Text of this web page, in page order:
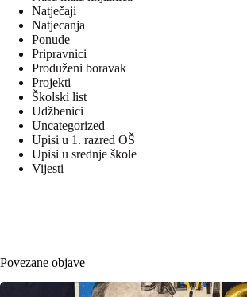
Natječaji
Natjecanja
Ponude
Pripravnici
Produženi boravak
Projekti
Školski list
Udžbenici
Uncategorized
Upisi u 1. razred OŠ
Upisi u srednje škole
Vijesti
Povezane objave